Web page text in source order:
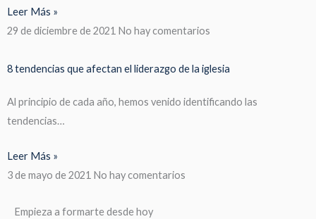
Leer Más »
29 de diciembre de 2021 No hay comentarios
8 tendencias que afectan el liderazgo de la iglesia
Al principio de cada año, hemos venido identificando las
tendencias…
Leer Más »
3 de mayo de 2021 No hay comentarios
Empieza a formarte desde hoy